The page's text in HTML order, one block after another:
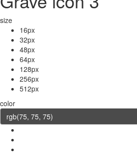
size
16px
32px
48px
64px
128px
256px
512px
color